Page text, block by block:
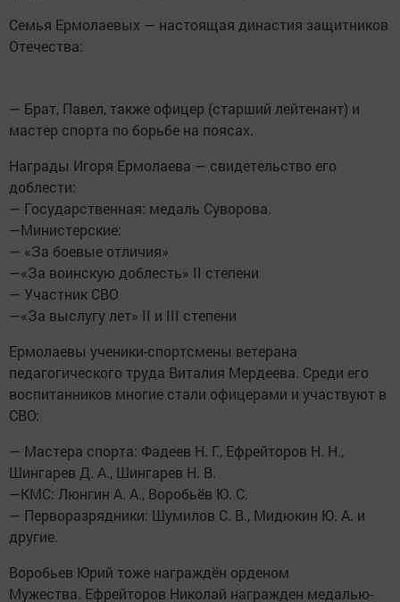
Семья Ермолаевых — настоящая династия защитников
Отечества:
— Брат, Павел, также офицер (старший лейтенант) и
мастер спорта по борьбе на поясах.
Награды Игоря Ермолаева — свидетельство его
доблести:
— Государственная: медаль Суворова.
—Министерские:
— «За боевые отличия»
—«За воинскую доблесть» II степени
— Участник СВО
—«За выслугу лет» II и III степени
Ермолаевы ученики-спортсмены ветерана
педагогического труда Виталия Мердеева. Среди его
воспитанников многие стали офицерами и участвуют в
СВО:
— Мастера спорта: Фадеев Н. Г., Ефрейторов Н. Н.,
Шингарев Д. А., Шингарев Н. В.
—КМС: Люнгин А. А., Воробьёв Ю. С.
— Перворазрядники: Шумилов С. В., Мидюкин Ю. А. и
другие.
Воробьев Юрий тоже награждён орденом
Мужества. Ефрейторов Николай награжден медалью-